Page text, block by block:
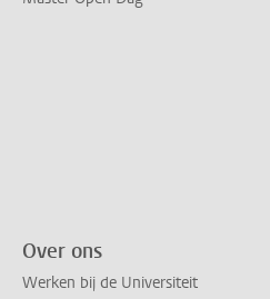
Over ons
Werken bij de Universiteit